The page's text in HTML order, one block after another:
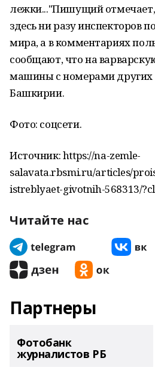
лежки..."Пишущий
здесь ни разу инспекторов
мира, а в комментариях
сообщают, что на
машины с номерами других
Башкирии.
Фото: соцсети.
Источник: https://na-zemle-
salavata.rbsmi.ru/articles/
istreblyaet-givotnih-568313/
Читайте нас
Партнеры
Фотобанк
журналистов РБ